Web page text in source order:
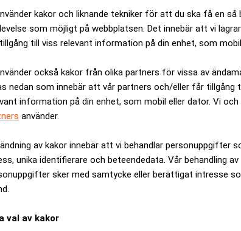
kakor och liknande tekniker för att du ska få en så
som möjligt på webbplatsen. Det innebär att vi
till viss relevant information på din enhet, som
också kakor från olika partners för vissa av
nedan som innebär att vår partners och/eller får tillgång
information på din enhet, som mobil eller dator. Vi och
använder.
av kakor innebär att vi behandlar personuppgifter
unika identifierare och beteendedata. Vår behandling av
sker med samtycke eller berättigat intresse
val av kakor
på DI hela dagarna, men det har vi inte. Vi
över att de inte får vara med i tidningen lika ofta som
ANNONS